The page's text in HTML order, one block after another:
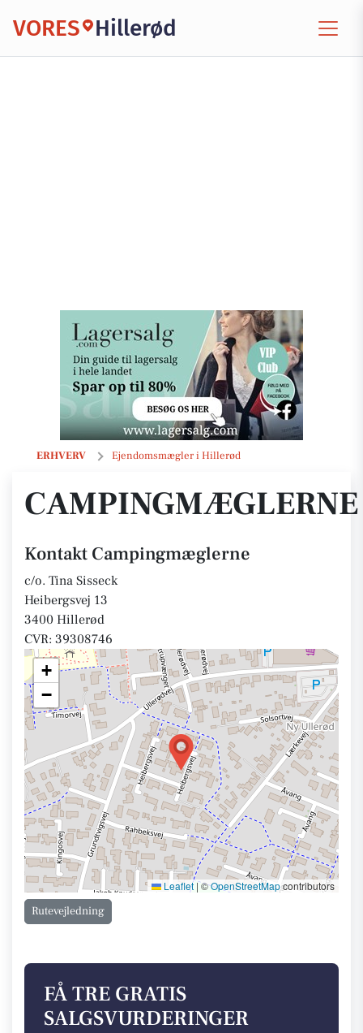
VORES Hillerød
ERHVERV Ejendomsmægler i Hillerød
Campingmæglerne
CAMPINGMÆGLERNE
Kontakt Campingmæglerne
c/o. Tina Sisseck
Heibergsvej 13
3400 Hillerød
CVR: 39308746
+
−
Leaflet |©OpenStreetMapcontributors
Rutevejledning
FÅ TRE GRATIS
SALGSVURDERINGER